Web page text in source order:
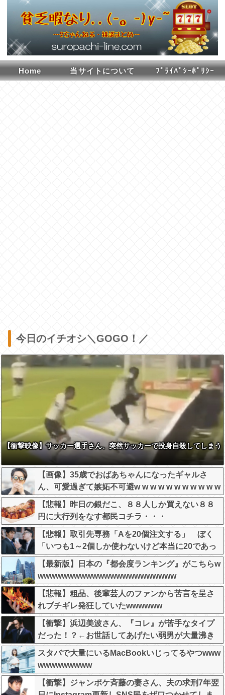
Home 当サイトについて ﾌﾟﾗｲﾊﾞｼｰﾎﾟﾘｼｰ
今日のイチオシ＼GOGO！／
【衝撃映像】サッカー選手さん、突然サッカーで投身自殺してしまう
【画像】35歳でおばあちゃんになったギャルさ
ん、可愛過ぎて嫉妬不可避w w w w w w w w w w w
【悲報】昨日の銀だこ、８８人しか買えない８８
円に大行列をなす都民コチラ・・・
【悲報】取引先専務「Aを20個注文する」 ぼく
「いつも1～2個しか使わないけど本当に20であっ
てる？」 取専「あってる」→結果『こう』なっ
たんだがコレワイが悪いんか？？？？？？？？
【最新版】日本の『都会度ランキング』がこちらw
wwwwwwwwwwwwwwwwwwwwwww
【悲報】粗品、後輩芸人のファンから苦言を呈さ
れブチギレ発狂していたwwwwww
【衝撃】浜辺美波さん、『コレ』が苦手なタイプ
だった！？←お世話してあげたい弱男が大量沸き
してしまうw w w w w w w w w
スタバで大量にいるMacBookいじってるやつwww
wwwwwwwww
【衝撃】ジャンポケ斉藤の妻さん、夫の求刑7年翌